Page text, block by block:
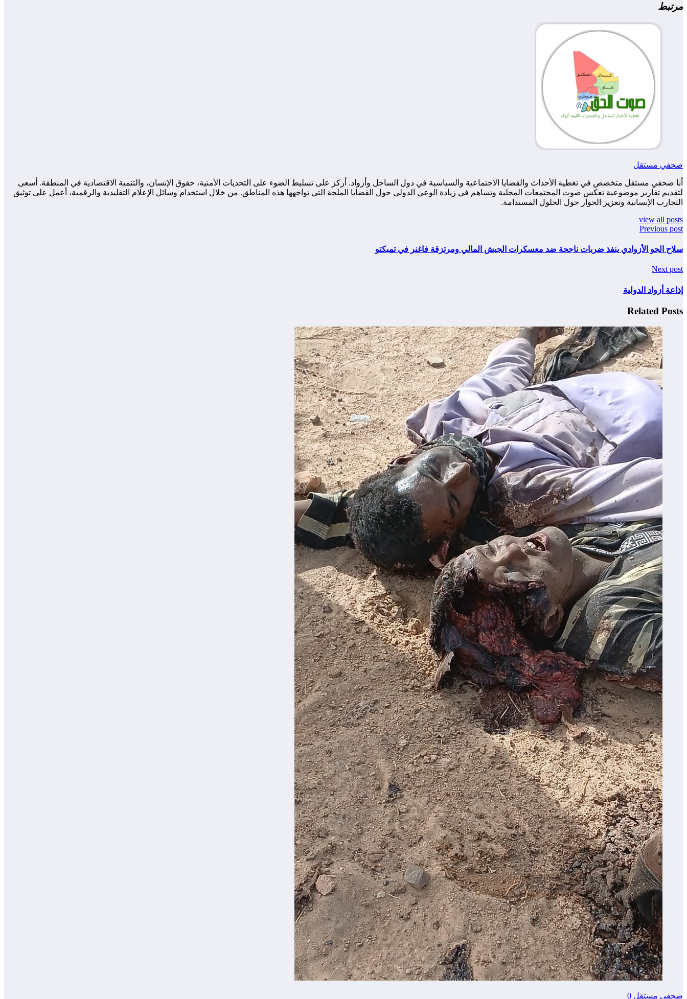
مرتبط
صحفي مستقل
أنا صحفي مستقل متخصص في تغطية الأحداث والقضايا الاجتماعية والسياسية في دول الساحل وأزواد. أركز على تسليط الضوء على التحديات الأمنية، حقوق الإنسان، والتنمية الاقتصادية في المنطقة. أسعى
لتقديم تقارير موضوعية تعكس صوت المجتمعات المحلية وتساهم في زيادة الوعي الدولي حول القضايا الملحة التي تواجهها هذه المناطق. من خلال استخدام وسائل الإعلام التقليدية والرقمية، أعمل على توثيق
التجارب الإنسانية وتعزيز الحوار حول الحلول المستدامة.
view all posts
Previous post
سلاح الجو الأزوادي ينفذ ضربات ناجحة ضد معسكرات الجيش المالي ومرتزقة فاغنر في تمبكتو
Next post
إذاعة أزواد الدولية
Related Posts
صحفي مستقل 0